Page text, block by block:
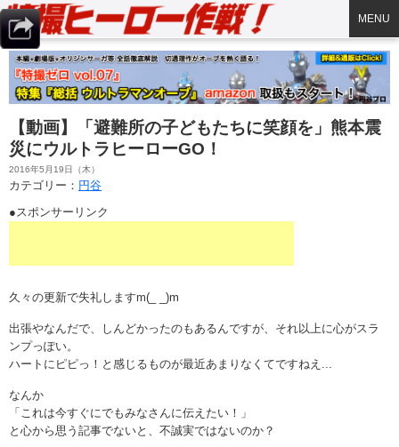
MENU
【動画】「避難所の子どもたちに笑顔を」熊本震
災にウルトラヒーローGO！
2016年5月19日（木）
カテゴリー： 円谷
●スポンサーリンク
久々の更新で失礼しますm(_ _)m
出張やなんだで、しんどかったのもあるんですが、それ以上に心がスラ
ンプっぽい。
ハートにピピっ！と感じるものが最近あまりなくてですねえ...
なんか
「これは今すぐにでもみなさんに伝えたい！」
と心から思う記事でないと、不誠実ではないのか？